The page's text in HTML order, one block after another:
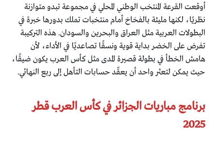
أوقعت القرعة المنتخب الوطني المحلي في مجموعة تبدو متوازنة
نظريًا، لكنها مليئة بالفخاخ أمام منتخبات تملك بدورها خبرة في
البطولات العربية مثل العراق والبحرين والسودان. هذه التركيبة
تفرض على الخضر بداية قوية ونسقًا تصاعديًا في الأداء، لأن
هامش الخطأ في بطولة قصيرة المدى مثل كأس العرب يكون ضيقًا،
حيث يمكن لتعثر واحد أن يعقّد حسابات التأهل إلى ربع النهائي.
برنامج مباريات الجزائر في كأس العرب قطر
2025